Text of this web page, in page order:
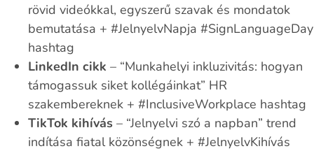
rövid videókkal, egyszerű szavak és mondatok
bemutatása + #JelnyelvNapja #SignLanguageDay
hashtag
LinkedIn cikk – “Munkahelyi inkluzivitás: hogyan
támogassuk siket kollégáinkat” HR
szakembereknek + #InclusiveWorkplace hashtag
TikTok kihívás – “Jelnyelvi szó a napban” trend
indítása fiatal közönségnek + #JelnyelvKihívás